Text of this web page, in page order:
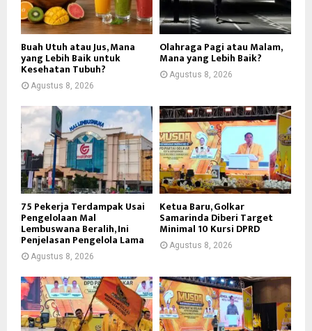
Buah Utuh atau Jus, Mana
yang Lebih Baik untuk
Kesehatan Tubuh?
Agustus 8, 2026
Olahraga Pagi atau Malam,
Mana yang Lebih Baik?
Agustus 8, 2026
75 Pekerja Terdampak Usai
Pengelolaan Mal
Lembuswana Beralih, Ini
Penjelasan Pengelola Lama
Agustus 8, 2026
Ketua Baru, Golkar
Samarinda Diberi Target
Minimal 10 Kursi DPRD
Agustus 8, 2026